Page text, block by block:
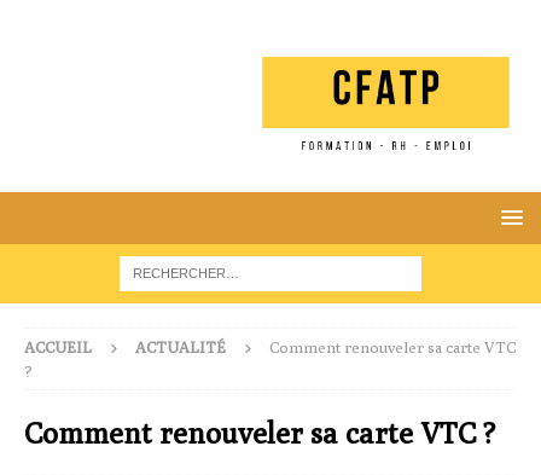
ACCUEIL ACTUALITÉ
Comment renouveler sa carte VTC
?
Comment renouveler sa carte VTC ?